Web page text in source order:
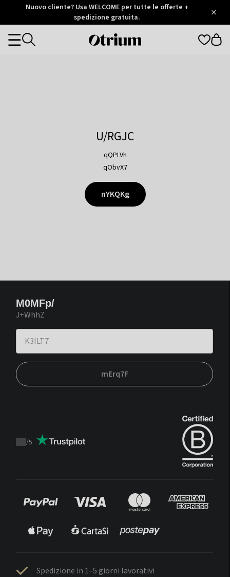
Otrium
Trustpilot
Nuovo cliente? Usa WELCOME per tutte le offerte +
spedizione gratuita.
Otrium
Categories
U/RGJC
qQPLVh
qObvX7
nYKQKg
M0MFp/
J+WhhZ
mErq7F
Trustpilot
/5
Spedizione in 1–5 giorni lavorativi